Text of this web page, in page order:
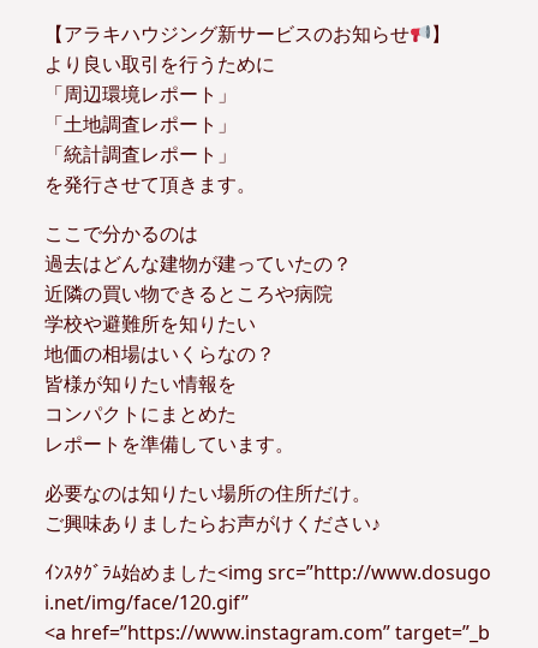
【アラキハウジング新サービスのお知らせ
】
より良い取引を行うために
「周辺環境レポート」
「土地調査レポート」
「統計調査レポート」
を発行させて頂きます。
ここで分かるのは
過去はどんな建物が建っていたの？
近隣の買い物できるところや病院
学校や避難所を知りたい
地価の相場はいくらなの？
皆様が知りたい情報を
コンパクトにまとめた
レポートを準備しています。
必要なのは知りたい場所の住所だけ。
ご興味ありましたらお声がけください♪
ｲﾝｽﾀｸﾞﾗﾑ始めました<img src=”http://www.dosugo
i.net/img/face/120.gif”
<a href=”https://www.instagram.com” target=”_b